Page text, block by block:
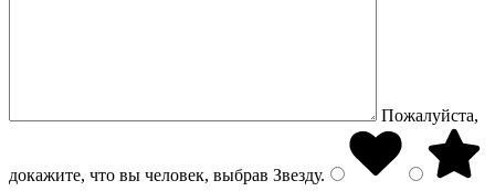
Пожалуйста,
докажите, что вы человек, выбрав Звезду.